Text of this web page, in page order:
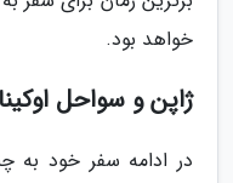
خواهد بود.
ژاپن و سواحل
در ادامه سفر خود به